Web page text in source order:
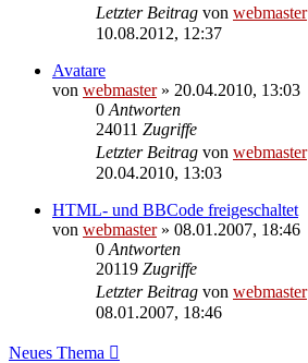
Letzter Beitrag von webmaster
10.08.2012, 12:37
Avatare
von webmaster» 20.04.2010, 13:03
0 Antworten
24011 Zugriffe
Letzter Beitrag von webmaster
20.04.2010, 13:03
HTML- und BBCode freigeschaltet
von webmaster» 08.01.2007, 18:46
0 Antworten
20119 Zugriffe
Letzter Beitrag von webmaster
08.01.2007, 18:46
Neues Thema